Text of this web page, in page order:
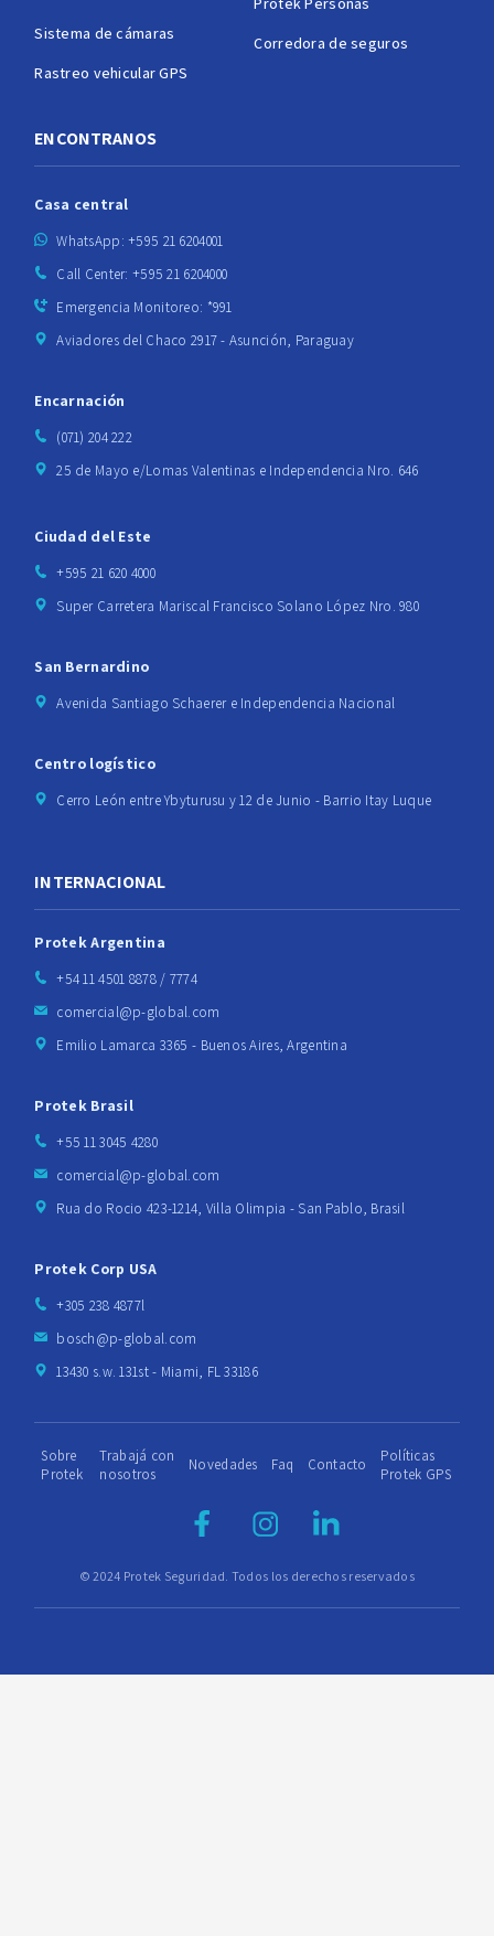
Sistema de cámaras
Rastreo vehicular GPS
Corredora de seguros
ENCONTRANOS
Casa central
WhatsApp: +595 21 6204001
Call Center: +595 21 6204000
Emergencia Monitoreo: *991
Aviadores del Chaco 2917 - Asunción, Paraguay
Encarnación
(071) 204 222
25 de Mayo e/Lomas Valentinas e Independencia Nro. 646
Ciudad del Este
+595 21 620 4000
Super Carretera Mariscal Francisco Solano López Nro. 980
San Bernardino
Avenida Santiago Schaerer e Independencia Nacional
Centro logístico
Cerro León entre Ybyturusu y 12 de Junio - Barrio Itay Luque
INTERNACIONAL
Protek Argentina
+54 11 4501 8878 / 7774
comercial@p-global.com
Emilio Lamarca 3365 - Buenos Aires, Argentina
Protek Brasil
+55 11 3045 4280
comercial@p-global.com
Rua do Rocio 423-1214, Villa Olimpia - San Pablo, Brasil
Protek Corp USA
+305 238 4877l
bosch@p-global.com
13430 s.w. 131st - Miami, FL 33186
© 2024 Protek Seguridad. Todos los derechos reservados
Sobre
Protek
Trabajá con
nosotros
Novedades Faq Contacto
Políticas
Protek GPS